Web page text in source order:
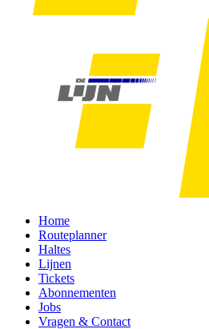
Home
Routeplanner
Haltes
Lijnen
Tickets
Abonnementen
Jobs
Vragen & Contact